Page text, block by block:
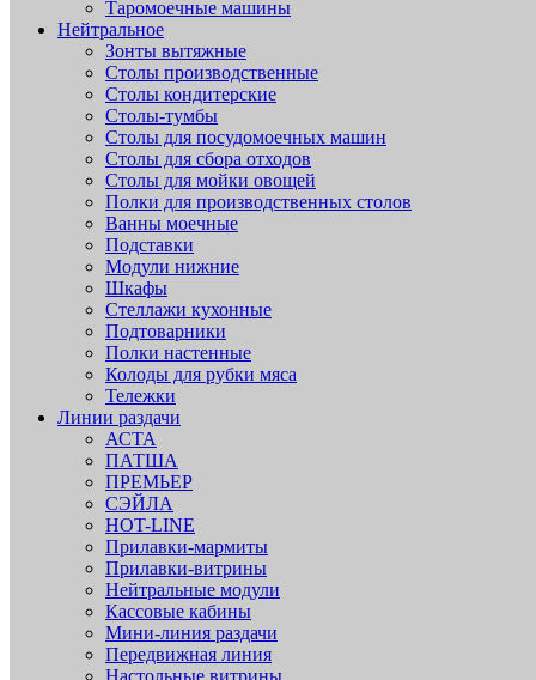
Таромоечные машины
Нейтральное
Зонты вытяжные
Столы производственные
Столы кондитерские
Столы-тумбы
Столы для посудомоечных машин
Столы для сбора отходов
Столы для мойки овощей
Полки для производственных столов
Ванны моечные
Подставки
Модули нижние
Шкафы
Стеллажи кухонные
Подтоварники
Полки настенные
Колоды для рубки мяса
Тележки
Линии раздачи
АСТА
ПАТША
ПРЕМЬЕР
СЭЙЛА
HOT-LINE
Прилавки-мармиты
Прилавки-витрины
Нейтральные модули
Кассовые кабины
Мини-линия раздачи
Передвижная линия
Настольные витрины